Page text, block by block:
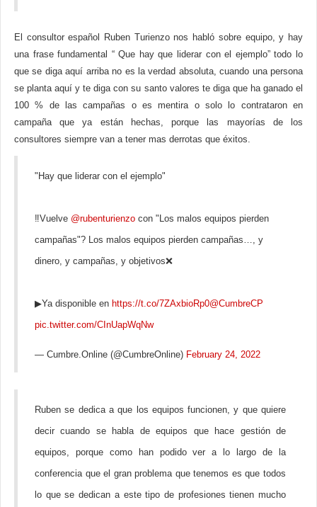
El consultor español Ruben Turienzo nos habló sobre equipo, y hay
una frase fundamental “ Que hay que liderar con el ejemplo” todo lo
que se diga aquí arriba no es la verdad absoluta, cuando una persona
se planta aquí y te diga con su santo valores te diga que ha ganado el
100 % de las campañas o es mentira o solo lo contrataron en
campaña que ya están hechas, porque las mayorías de los
consultores siempre van a tener mas derrotas que éxitos.
"Hay que liderar con el ejemplo"
‼️Vuelve @rubenturienzo con "Los malos equipos pierden
campañas"? Los malos equipos pierden campañas…, y
dinero, y campañas, y objetivos❌
▶Ya disponible en https://t.co/7ZAxbioRp0@CumbreCP
pic.twitter.com/CInUapWqNw
— Cumbre.Online (@CumbreOnline) February 24, 2022
Ruben se dedica a que los equipos funcionen, y que quiere
decir cuando se habla de equipos que hace gestión de
equipos, porque como han podido ver a lo largo de la
conferencia que el gran problema que tenemos es que todos
lo que se dedican a este tipo de profesiones tienen mucho